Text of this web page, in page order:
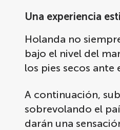
Una experiencia
Holanda no
bajo el nivel del
los pies secos
A continuación,
sobrevolando el
darán una